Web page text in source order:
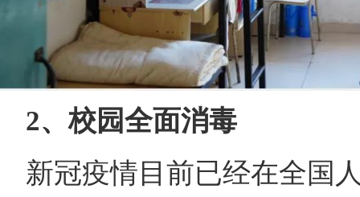
2、校园全面消毒
新冠疫情目前已经在全国